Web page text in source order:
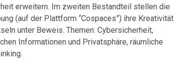
erweitern. Im zweiten Bestandteil stellen die
(auf der Plattform “Cospaces”) ihre Kreativität
unter Beweis. Themen: Cybersicherheit,
Informationen und Privatsphäre, räumliche